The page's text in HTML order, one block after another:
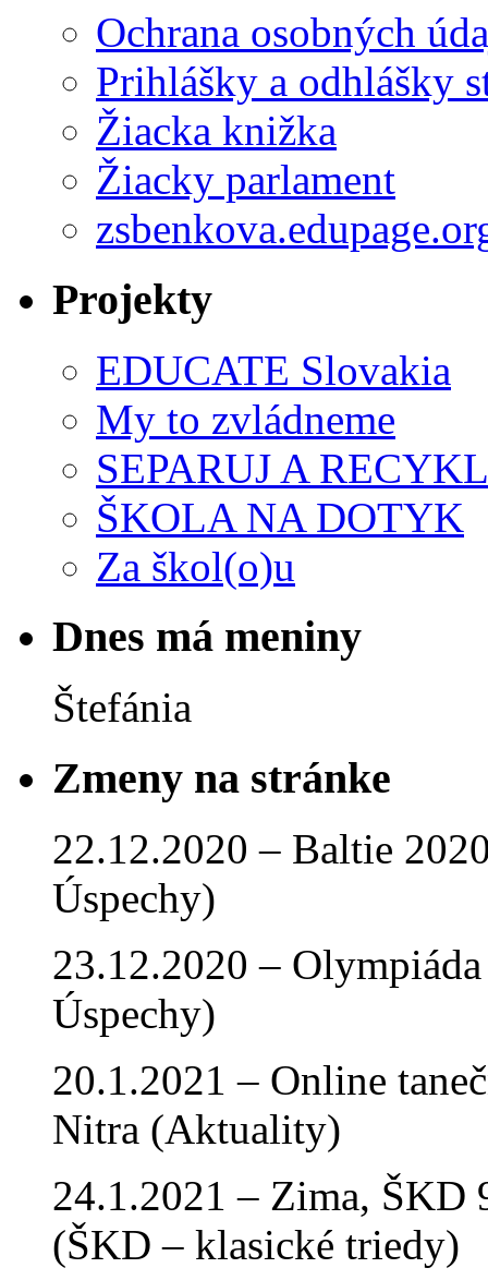
Ochrana osobných
Prihlášky a odhlášky
Žiacka knižka
Žiacky parlament
Projekty
EDUCATE Slovakia
My to zvládneme
SEPARUJ A
ŠKOLA NA DOTYK
Za škol(o)u
Dnes má meniny
Štefánia
Zmeny na stránke
22.12.2020 – Baltie
Úspechy)
23.12.2020 –
Úspechy)
20.1.2021 – Online
Nitra (Aktuality)
24.1.2021 – Zima, ŠKD
(ŠKD – klasické triedy)